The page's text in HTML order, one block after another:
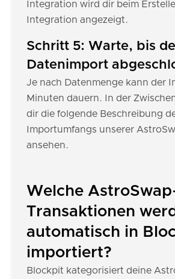
Integration wird dir beim
Integration angezeigt.
Schritt 5: Warte, bis
Datenimport
Je nach Datenmenge kann der
Minuten dauern. In der
dir die folgende Beschreibung
Importumfangs unserer
ansehen.
Welche
Transaktionen
automatisch in
importiert?
Blockpit kategorisiert deine